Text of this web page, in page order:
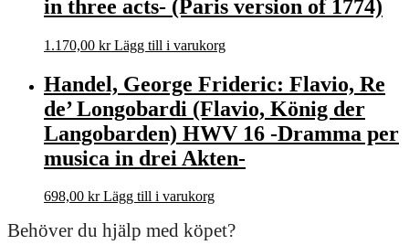
in three acts- (Paris version of 1774)
1.170,00 kr Lägg till i varukorg
Handel, George Frideric: Flavio, Re
de’ Longobardi (Flavio, König der
Langobarden) HWV 16 -Dramma per
musica in drei Akten-
698,00 kr Lägg till i varukorg
Behöver du hjälp med köpet?